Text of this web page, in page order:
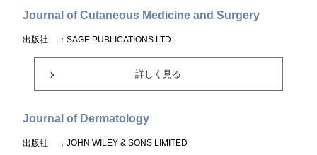
Journal of Cutaneous Medicine and Surgery
出版社 ：SAGE PUBLICATIONS LTD.
詳しく見る
Journal of Dermatology
出版社 ：JOHN WILEY & SONS LIMITED